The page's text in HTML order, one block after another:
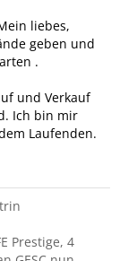
liebes,
geben und
.
und Verkauf
Ich bin mir
Laufenden.
Prestige, 4